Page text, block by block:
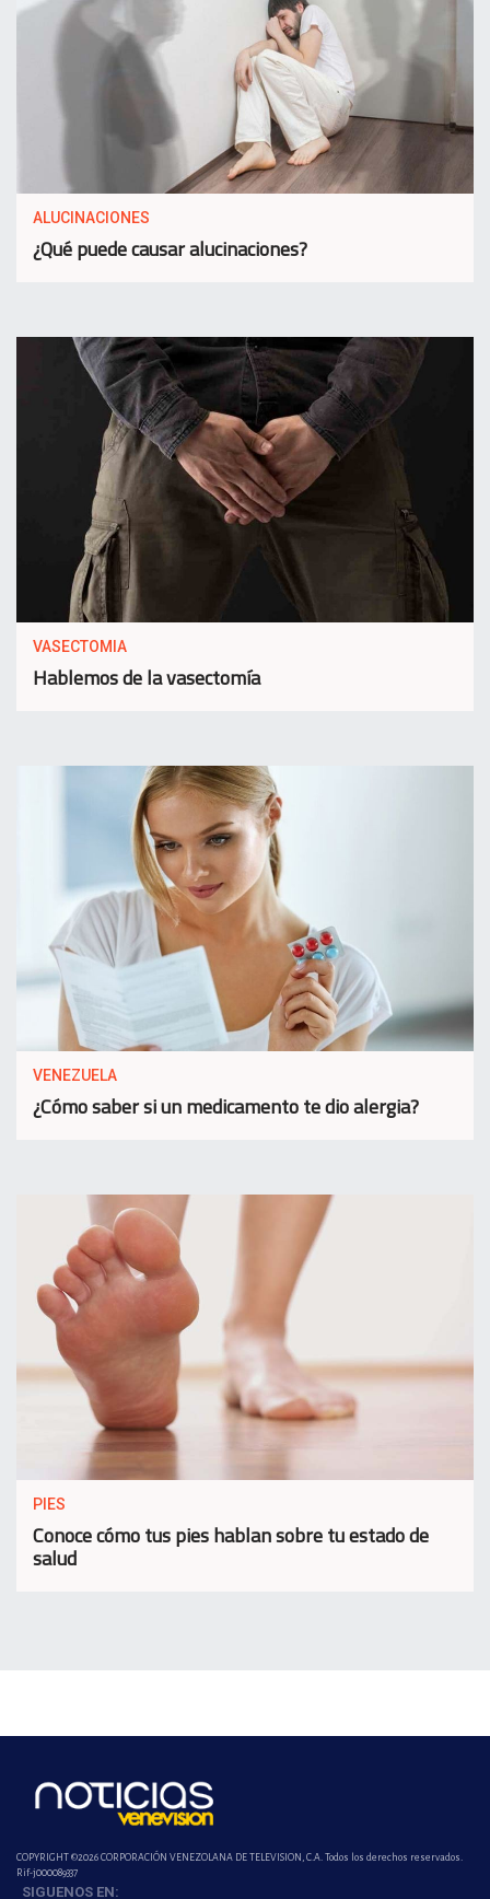
ALUCINACIONES
¿Qué puede causar alucinaciones?
VASECTOMIA
Hablemos de la vasectomía
VENEZUELA
¿Cómo saber si un medicamento te dio alergia?
PIES
Conoce cómo tus pies hablan sobre tu estado de
salud
COPYRIGHT ©2026 CORPORACIÓN VENEZOLANA DE TELEVISION, C.A. Todos los derechos reservados.
Rif-j000089337
SIGUENOS EN: